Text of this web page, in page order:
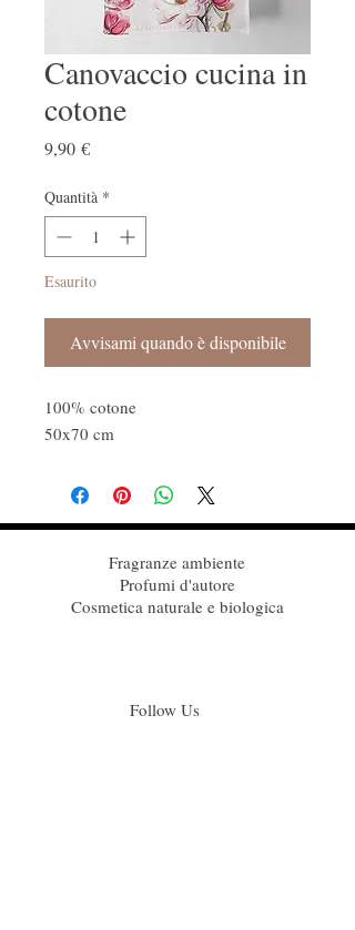
Canovaccio cucina in
cotone
9,90 €Prezzo
Quantità *
Esaurito
Avvisami quando è disponibile
100% cotone
50x70 cm
Fragranze ambiente
Profumi d'autore
Cosmetica naturale e biologica
Follow Us